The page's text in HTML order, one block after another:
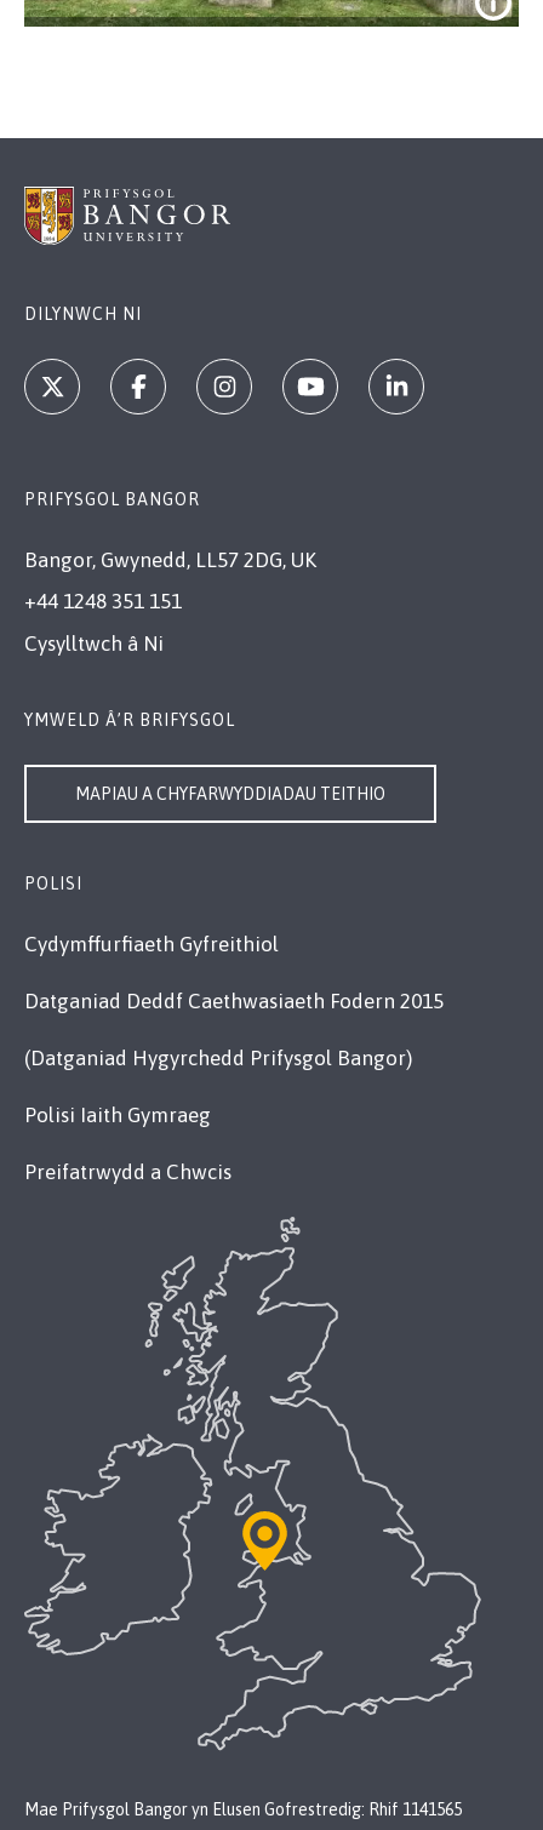
Science), Christina Harley (Second-
Grey Bray (MSc Computing for Data
Science) attended BCSWomen
DILYNWCH NI
PRIFYSGOL BANGOR
Bangor, Gwynedd, LL57 2DG, UK
+44 1248 351 151
Cysylltwch â Ni
YMWELD Â’R BRIFYSGOL
MAPIAU A CHYFARWYDDIADAU TEITHIO
POLISI
Cydymffurfiaeth Gyfreithiol
Datganiad Deddf Caethwasiaeth Fodern 2015
(Datganiad Hygyrchedd Prifysgol Bangor)
Polisi Iaith Gymraeg
Preifatrwydd a Chwcis
Mae Prifysgol Bangor yn Elusen Gofrestredig: Rhif 1141565